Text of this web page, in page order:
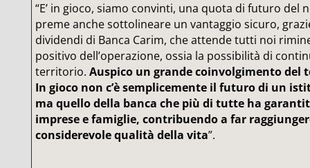
“E’ in gioco, siamo convinti, una quota di futuro
preme anche sottolineare un vantaggio sicuro,
dividendi di Banca Carim, che attende tutti noi
positivo dell’operazione, ossia la possibilità di
territorio. Auspico un grande coinvolgimento del
In gioco non c’è semplicemente il futuro di un
ma quello della banca che più di tutte ha
imprese e famiglie, contribuendo a far
considerevole qualità della vita”.